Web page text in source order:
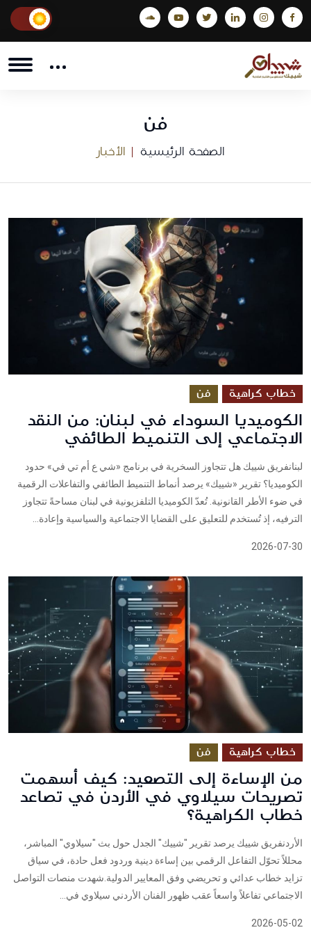
فن
الصفحة الرئيسية الأخبار
خطاب كراهية فن
الكوميديا السوداء في لبنان: من النقد
الاجتماعي إلى التنميط الطائفي
لبنانفريق شييك هل تتجاوز السخرية في برنامج «شي ع أم تي في» حدود
الكوميديا؟ تقرير «شييك» يرصد أنماط التنميط الطائفي والتفاعلات الرقمية
في ضوء الأطر القانونية. تُعدّ الكوميديا التلفزيونية في لبنان مساحةً تتجاوز
الترفيه، إذ تُستخدم للتعليق على القضايا الاجتماعية والسياسية وإعادة...
2026-07-30
خطاب كراهية فن
من الإساءة إلى التصعيد: كيف أسهمت
تصريحات سيلاوي في الأردن في تصاعد
خطاب الكراهية؟
الأردنفريق شييك يرصد تقرير "شييك" الجدل حول بث "سيلاوي" المباشر،
محللاً تحوّل التفاعل الرقمي بين إساءة دينية وردود فعل حادة، في سياق
تزايد خطاب عدائي و تحريضي وفق المعايير الدولية.شهدت منصات التواصل
الاجتماعي تفاعلاً واسعاً عقب ظهور الفنان الأردني سيلاوي في...
2026-05-02